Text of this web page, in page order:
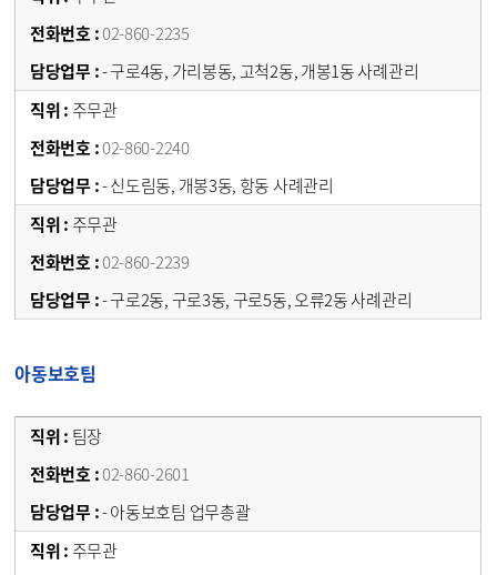
02-860-2235
- 구로4동, 가리봉동, 고척2동, 개봉1동 사례관리
주무관
02-860-2240
- 신도림동, 개봉3동, 항동 사례관리
주무관
02-860-2239
- 구로2동, 구로3동, 구로5동, 오류2동 사례관리
아동보호팀
팀장
02-860-2601
- 아동보호팀 업무총괄
주무관